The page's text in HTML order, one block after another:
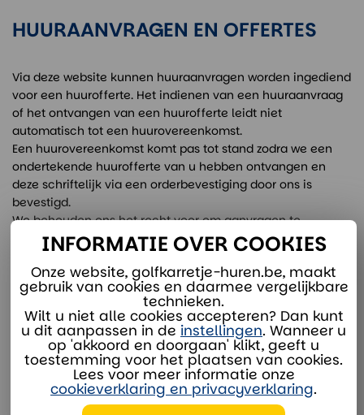
HUURAANVRAGEN EN OFFERTES
Via deze website kunnen huuraanvragen worden ingediend
voor een huurofferte. Het indienen van een huuraanvraag
of het ontvangen van een huurofferte leidt niet
automatisch tot een huurovereenkomst.
Een huurovereenkomst komt pas tot stand zodra we een
ondertekende huurofferte van u hebben ontvangen en
deze schriftelijk via een orderbevestiging door ons is
bevestigd.
We behouden ons het recht voor om aanvragen te
weigeren of de beschikbaarheid van huurartikelen te
wijzigen.
OVERIGE BEPALINGEN
Onze website kan links bevatten naar externe websites. We
hebben geen invloed op de inhoud van deze sites en zijn
niet verantwoordelijk voor de juistheid of betrouwbaarheid
van de informatie die daarop wordt verstrekt.
INFORMATIE OVER COOKIES
Onze website, golfkarretje-huren.be, maakt
gebruik van cookies en daarmee vergelijkbare
technieken.
Wilt u niet alle cookies accepteren? Dan kunt
u dit aanpassen in de instellingen. Wanneer u
op 'akkoord en doorgaan' klikt, geeft u
toestemming voor het plaatsen van cookies.
Lees voor meer informatie onze
cookieverklaring en privacyverklaring.